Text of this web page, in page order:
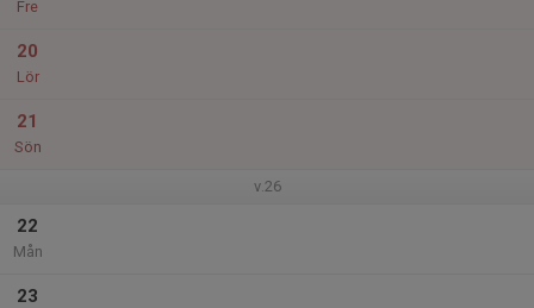
Fre
20
Lör
21
Sön
v.26
22
Mån
23